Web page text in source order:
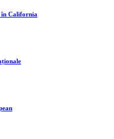
în California